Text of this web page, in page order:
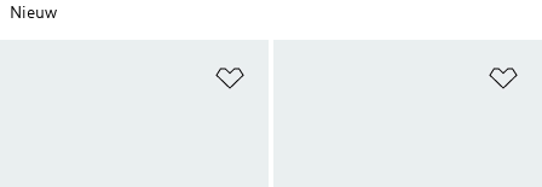
Nieuw